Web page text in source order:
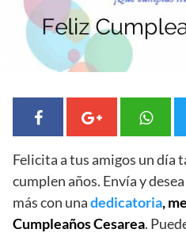
Felicita a tus amigos un día
cumplen años. Envía y
más con unadedicatoria,
Cumpleaños Cesarea.